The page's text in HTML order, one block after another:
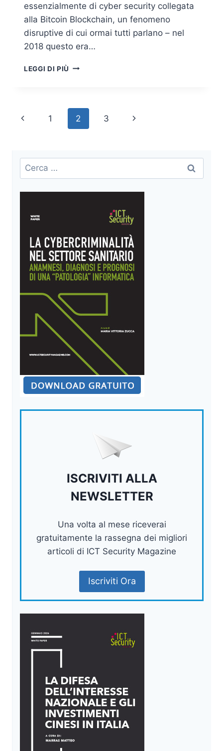
essenzialmente di cyber security collegata
alla Bitcoin Blockchain, un fenomeno
disruptive di cui ormai tutti parlano – nel
2018 questo era…
LEGGI DI PIÙ CRYPTOCURRENCY,
CRIME
Navigazione
Pagina
1 2 3
Pagina
Ricerca
per:
ISCRIVITI ALLA
NEWSLETTER
Una volta al mese riceverai
gratuitamente la rassegna dei migliori
articoli di ICT Security Magazine
Iscriviti Ora